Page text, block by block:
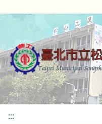
:::